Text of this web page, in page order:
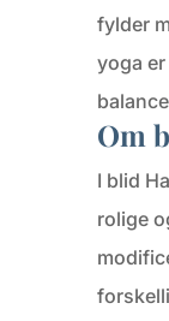
fylder
yoga
Om
I blid
rolige